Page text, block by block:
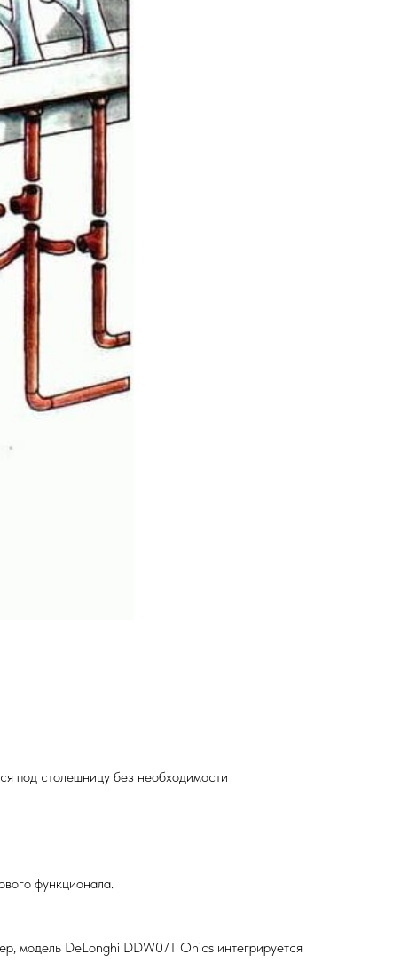
под столешницу без необходимости
функционала.
модель DeLonghi DDW07T Onics интегрируется